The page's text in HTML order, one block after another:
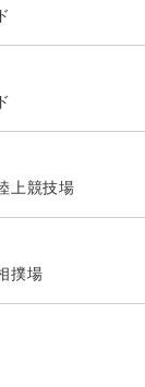
上競技場
撲場